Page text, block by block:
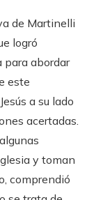
de Martinelli
logró
para abordar
este
a su lado
acertadas.
y toman
comprendió